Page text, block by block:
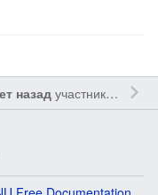
назадучастником